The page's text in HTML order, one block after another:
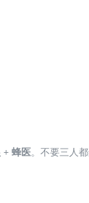
+ 蜂医。不要三人